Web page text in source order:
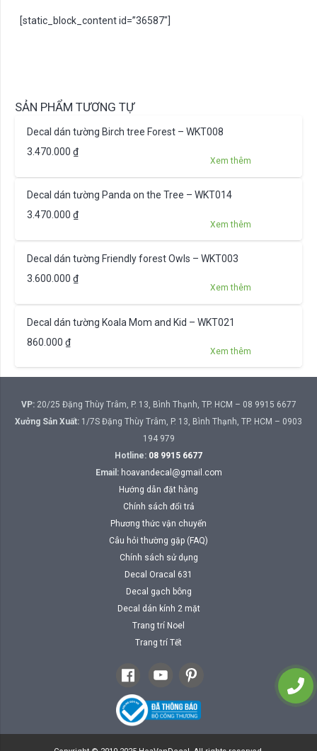
[static_block_content id=”36587″]
SẢN PHẨM TƯƠNG TỰ
Decal dán tường Birch tree Forest – WKT008
3.470.000 ₫
Xem thêm
Decal dán tường Panda on the Tree – WKT014
3.470.000 ₫
Xem thêm
Decal dán tường Friendly forest Owls – WKT003
3.600.000 ₫
Xem thêm
Decal dán tường Koala Mom and Kid – WKT021
860.000 ₫
Xem thêm
VP:20/25 Đặng Thùy Trâm, P. 13, Bình Thạnh, TP. HCM – 08 9915 6677
Xưởng Sản Xuất: 1/7S Đặng Thùy Trâm, P. 13, Bình Thạnh, TP. HCM – 0903
194 979
Hotline: 08 9915 6677
Email: hoavandecal@gmail.com
Hướng dẫn đặt hàng
Chính sách đổi trả
Phương thức vận chuyển
Câu hỏi thường gặp (FAQ)
Chính sách sử dụng
Decal Oracal 631
Decal gạch bông
Decal dán kính 2 mặt
Trang trí Noel
Trang trí Tết